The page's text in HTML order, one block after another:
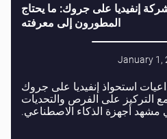
إنفيديا على جروك: ما يحتاج
المطورون إلى معرفته
January 1,
استحواذ إنفيديا على جروك
مع التركيز على الفرص والتحديات
مشهد أجهزة الذكاء الاصطناعي.